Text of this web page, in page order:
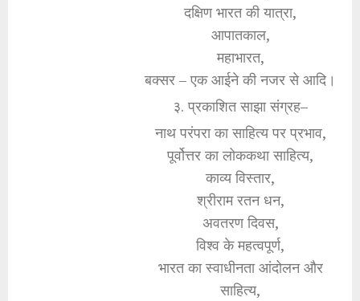
दक्षिण भारत की यात्रा,
आपातकाल,
महाभारत,
बक्सर – एक आईने की नजर से आदि।
३. प्रकाशित साझा संग्रह–
नाथ परंपरा का साहित्य पर प्रभाव,
पूर्वोत्तर का लोककथा साहित्य,
काव्य विस्तार,
श्रीराम रतन धन,
अवतरण दिवस,
विश्व के महत्वपूर्ण,
भारत का स्वाधीनता आंदोलन और
साहित्य,